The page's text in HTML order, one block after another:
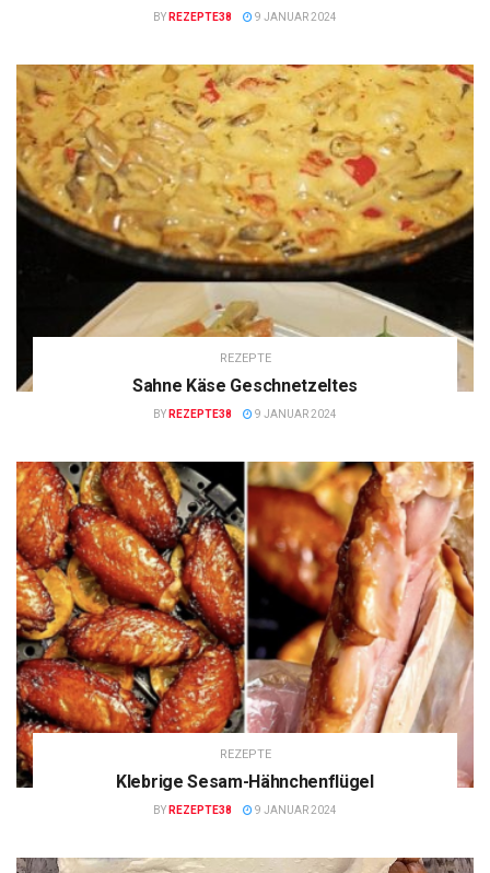
BY REZEPTE38 9 JANUAR 2024
REZEPTE
Sahne Käse Geschnetzeltes
BY REZEPTE38 9 JANUAR 2024
REZEPTE
Klebrige Sesam-Hähnchenflügel
BY REZEPTE38 9 JANUAR 2024